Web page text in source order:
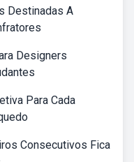
Destinadas A
Designers
Para Cada
Consecutivos Fica